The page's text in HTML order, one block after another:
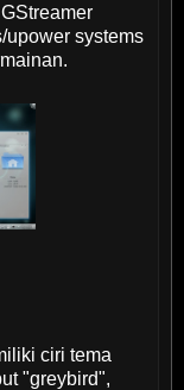
upower systems
ciri tema
"greybird",